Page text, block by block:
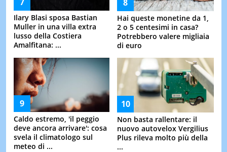
Ilary Blasi sposa Bastian
Muller in una villa extra
lusso della Costiera
Amalfitana: ...
Hai queste monetine da 1,
2 o 5 centesimi in casa?
Potrebbero valere migliaia
di euro
Caldo estremo, 'il peggio
deve ancora arrivare': cosa
svela il climatologo sul
meteo di ...
Non basta rallentare: il
nuovo autovelox Vergilius
Plus rileva molto più della
...